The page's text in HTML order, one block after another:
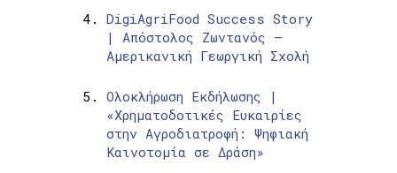
DigiAgriFood Success Story
| Απόστολος Ζωντανός –
Αμερικανική Γεωργική Σχολή
Ολοκλήρωση Εκδήλωσης |
«Χρηματοδοτικές Ευκαιρίες
στην Αγροδιατροφή: Ψηφιακή
Καινοτομία σε Δράση»